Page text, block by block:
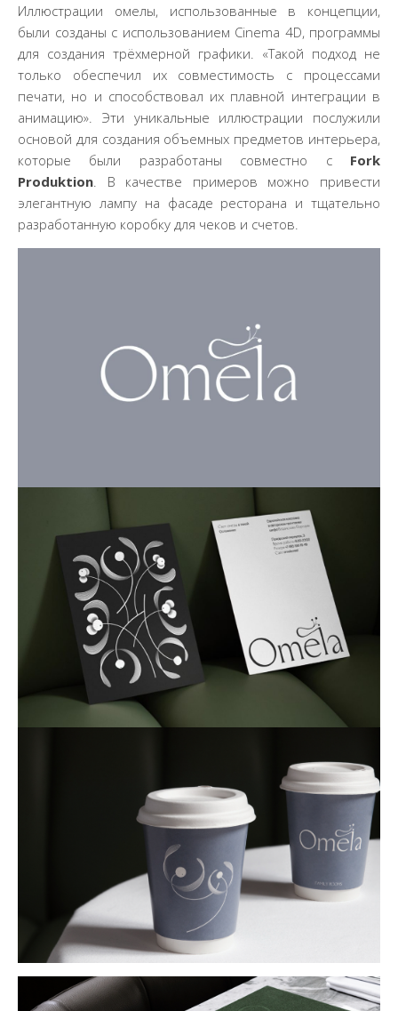
Иллюстрации омелы, использованные в концепции,
были созданы с использованием Cinema 4D, программы
для создания трёхмерной графики. «Такой подход не
только обеспечил их совместимость с процессами
печати, но и способствовал их плавной интеграции в
анимацию». Эти уникальные иллюстрации послужили
основой для создания объемных предметов интерьера,
которые были разработаны совместно с Fork
Produktion . В качестве примеров можно привести
элегантную лампу на фасаде ресторана и тщательно
разработанную коробку для чеков и счетов.